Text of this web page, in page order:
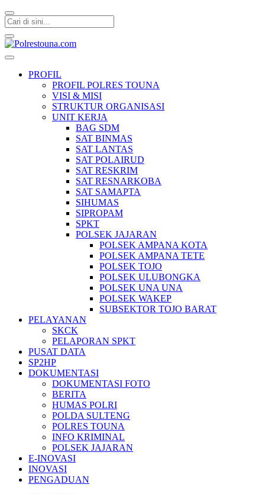
PROFIL
PROFIL POLRES TOUNA
VISI & MISI
STRUKTUR ORGANISASI
UNIT KERJA
BAG SDM
SAT BINMAS
SAT LANTAS
SAT POLAIRUD
SAT RESKRIM
SAT RESNARKOBA
SAT SAMAPTA
SIHUMAS
SIPROPAM
SPKT
POLSEK JAJARAN
POLSEK AMPANA KOTA
POLSEK AMPANA TETE
POLSEK TOJO
POLSEK ULUBONGKA
POLSEK UNA UNA
POLSEK WAKEP
SUBSEKTOR TOJO BARAT
PELAYANAN
SKCK
PELAPORAN SPKT
PUSAT DATA
SP2HP
DOKUMENTASI
DOKUMENTASI FOTO
BERITA
HUMAS POLRI
POLDA SULTENG
POLRES TOUNA
INFO KRIMINAL
POLSEK JAJARAN
E-INOVASI
INOVASI
PENGADUAN